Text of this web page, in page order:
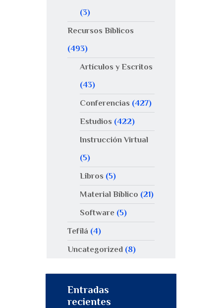
(3)
Recursos Bíblicos
(493)
Artículos y Escritos
(43)
Conferencias (427)
Estudios (422)
Instrucción Virtual
(5)
Libros (5)
Material Bíblico (21)
Software(5)
Tefilá (4)
Uncategorized (8)
Entradas
recientes